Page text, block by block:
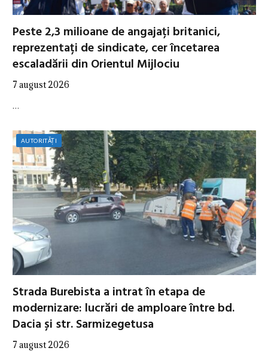
Peste 2,3 milioane de angajați britanici,
reprezentați de sindicate, cer încetarea
escaladării din Orientul Mijlociu
7 august 2026
…
AUTORITĂȚI
Strada Burebista a intrat în etapa de
modernizare: lucrări de amploare între bd.
Dacia și str. Sarmizegetusa
7 august 2026